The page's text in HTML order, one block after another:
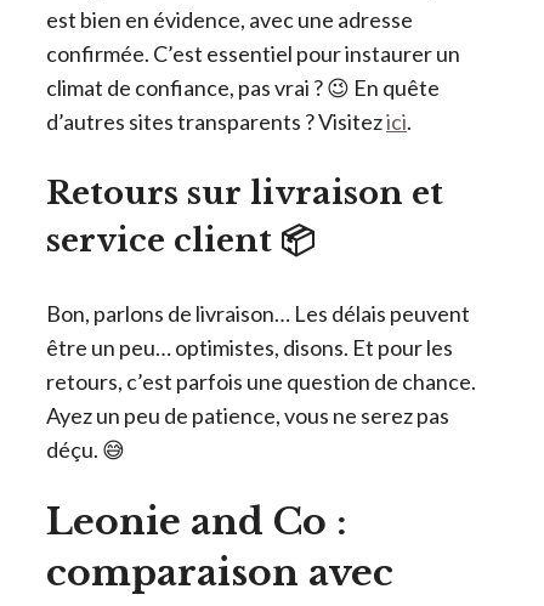
est bien en évidence, avec une adresse
confirmée. C’est essentiel pour instaurer un
climat de confiance, pas vrai ? 😉 En quête
d’autres sites transparents ? Visitezici.
Retours sur livraison et
service client 📦
Bon, parlons de livraison… Les délais peuvent
être un peu… optimistes, disons. Et pour les
retours, c’est parfois une question de chance.
Ayez un peu de patience, vous ne serez pas
déçu. 😅
Leonie and Co :
comparaison avec